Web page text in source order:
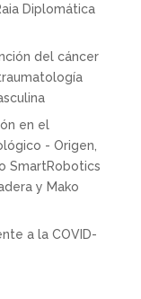
Diplomática
del cáncer
en el
- Origen,
SmartRobotics
y Mako
a la COVID-